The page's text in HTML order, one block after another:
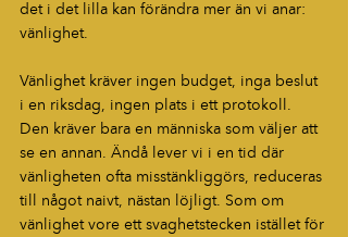
det i det lilla kan förändra mer än vi anar:
vänlighet.
Vänlighet kräver ingen budget, inga beslut
i en riksdag, ingen plats i ett protokoll.
Den kräver bara en människa som väljer att
se en annan. Ändå lever vi i en tid där
vänligheten ofta misstänkliggörs, reduceras
till något naivt, nästan löjligt. Som om
vänlighet vore ett svaghetstecken istället för